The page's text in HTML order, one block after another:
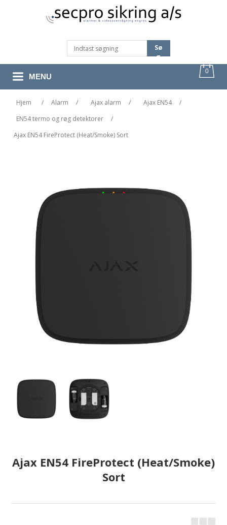
Sø
G
0
MENU
Hjem / Alarm / Ajax alarm / Ajax EN54
/
EN54 termo og røg detektorer
/
Ajax EN54 FireProtect (Heat/Smoke) Sort
Ajax EN54 FireProtect (Heat/Smoke)
Sort